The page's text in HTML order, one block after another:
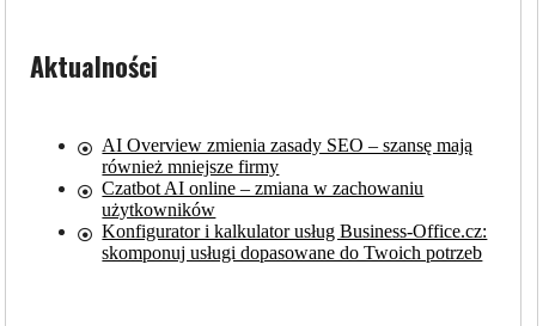
i doświadczenie.
językach.
i pozyskiwania klientów.
potrzeb.
Aktualności
AI Overview zmienia zasady SEO – szansę mają
również mniejsze firmy
Czatbot AI online – zmiana w zachowaniu
użytkowników
Konfigurator i kalkulator usług Business-Office.cz:
skomponuj usługi dopasowane do Twoich potrzeb